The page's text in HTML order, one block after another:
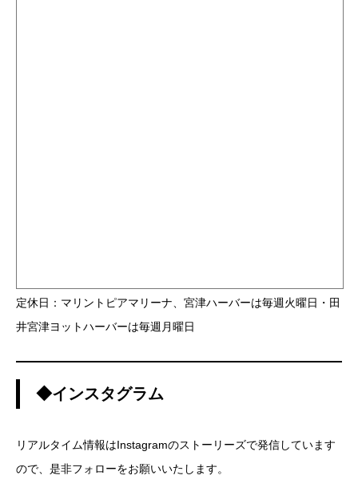
定休日：マリントピアマリーナ、宮津ハーバーは毎週火曜日・田
井宮津ヨットハーバーは毎週月曜日
◆インスタグラム
リアルタイム情報はInstagramのストーリーズで発信しています
ので、是非フォローをお願いいたします。